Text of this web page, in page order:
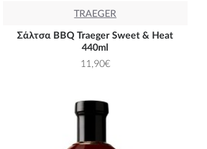
TRAEGER
Σάλτσα BΒQ Traeger Sweet & Heat
440ml
11,90€